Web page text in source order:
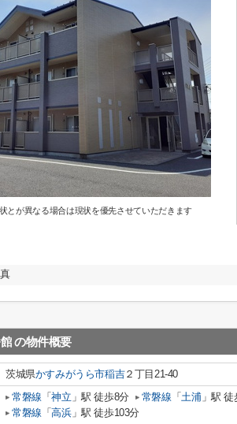
とが異なる場合は現状を優先させていただきます
の物件概要
茨城県かすみがうら市稲吉２丁目21-40
常磐線 「神立 」駅 徒歩8分 常磐線 「土浦」駅 徒
常磐線 「高浜」駅 徒歩103分